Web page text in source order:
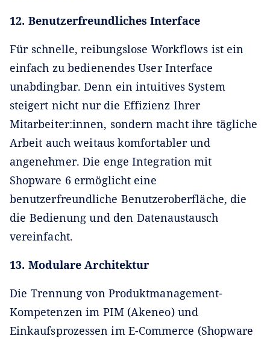
12. Benutzerfreundliches Interface
Für schnelle, reibungslose Workflows ist ein
einfach zu bedienendes User Interface
unabdingbar. Denn ein intuitives System
steigert nicht nur die Effizienz Ihrer
Mitarbeiter:innen, sondern macht ihre tägliche
Arbeit auch weitaus komfortabler und
angenehmer. Die enge Integration mit
Shopware 6 ermöglicht eine
benutzerfreundliche Benutzeroberfläche, die
die Bedienung und den Datenaustausch
vereinfacht.
13. Modulare Architektur
Die Trennung von Produktmanagement-
Kompetenzen im PIM (Akeneo) und
Einkaufsprozessen im E-Commerce (Shopware